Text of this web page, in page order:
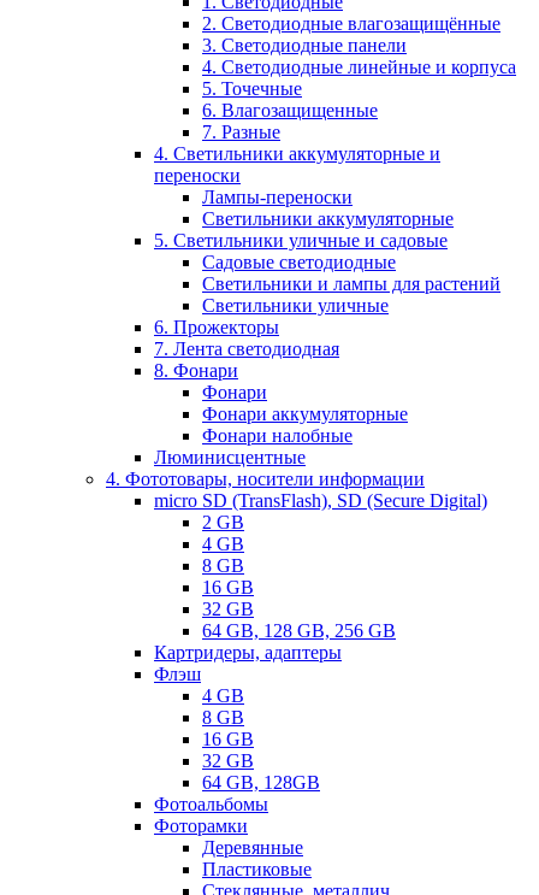
2. Светодиодные влагозащищённые
3. Светодиодные панели
4. Светодиодные линейные и корпуса
5. Точечные
6. Влагозащищенные
7. Разные
4. Светильники аккумуляторные и
переноски
Лампы-переноски
Светильники аккумуляторные
5. Светильники уличные и садовые
Садовые светодиодные
Светильники и лампы для растений
Светильники уличные
6. Прожекторы
7. Лента светодиодная
8. Фонари
Фонари
Фонари аккумуляторные
Фонари налобные
Люминисцентные
4. Фототовары, носители информации
micro SD (TransFlash), SD (Secure Digital)
2 GB
4 GB
8 GB
16 GB
32 GB
64 GB, 128 GB, 256 GB
Картридеры, адаптеры
Флэш
4 GB
8 GB
16 GB
32 GB
64 GB, 128GB
Фотоальбомы
Фоторамки
Деревянные
Пластиковые
Стеклянные, металлич.